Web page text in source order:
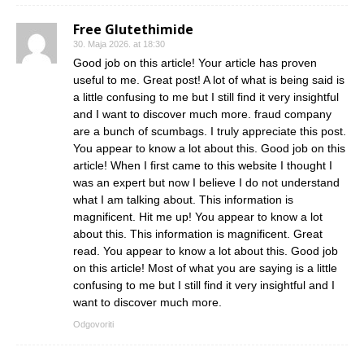
Free Glutethimide
30. Maja 2026. at 18:30
Good job on this article! Your article has proven
useful to me. Great post! A lot of what is being said is
a little confusing to me but I still find it very insightful
and I want to discover much more. fraud company
are a bunch of scumbags. I truly appreciate this post.
You appear to know a lot about this. Good job on this
article! When I first came to this website I thought I
was an expert but now I believe I do not understand
what I am talking about. This information is
magnificent. Hit me up! You appear to know a lot
about this. This information is magnificent. Great
read. You appear to know a lot about this. Good job
on this article! Most of what you are saying is a little
confusing to me but I still find it very insightful and I
want to discover much more.
Odgovoriti